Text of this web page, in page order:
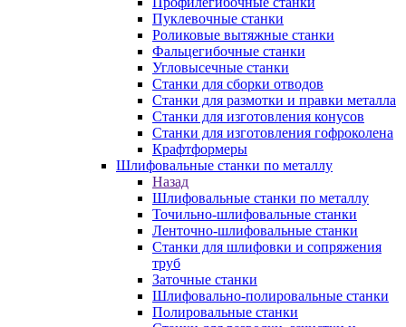
Пуклевочные станки
Роликовые вытяжные станки
Фальцегибочные станки
Угловысечные станки
Станки для сборки отводов
Станки для размотки и правки металла
Станки для изготовления конусов
Станки для изготовления гофроколена
Крафтформеры
Шлифовальные станки по металлу
Назад
Шлифовальные станки по металлу
Точильно-шлифовальные станки
Ленточно-шлифовальные станки
Станки для шлифовки и сопряжения
труб
Заточные станки
Шлифовально-полировальные станки
Полировальные станки